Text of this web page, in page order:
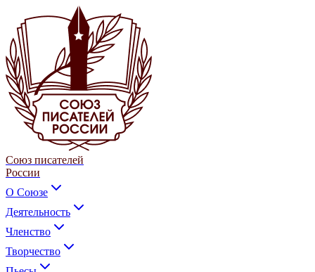
Союз писателей
России
О Союзе
Деятельность
Членство
Творчество